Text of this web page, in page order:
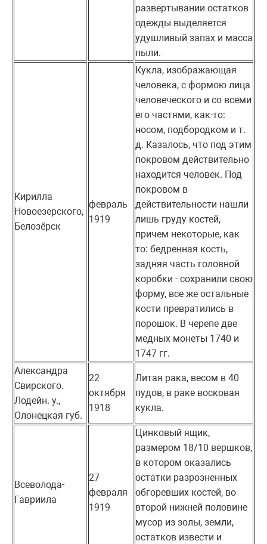
развертывании остатков
одежды выделяется
удушливый запах и масса
пыли.
Кирилла
Новоезерского,
Белозёрск
февраль
1919
Кукла, изображающая
человека, с формою лица
человеческого и со всеми
его частями, как-то:
носом, подбородком и т.
д. Казалось, что под этим
покровом действительно
находится человек. Под
покровом в
действительности нашли
лишь груду костей,
причем некоторые, как
то: бедренная кость,
задняя часть головной
коробки - сохранили свою
форму, все же остальные
кости превратились в
порошок. В черепе две
медных монеты 1740 и
1747 гг.
Александра
Свирского.
Лодейн. у.,
Олонецкая губ.
22
октября
1918
Литая рака, весом в 40
пудов, в раке восковая
кукла.
Всеволода-
Гавриила
27
февраля
1919
Цинковый ящик,
размером 18/10 вершков,
в котором оказались
остатки разрозненных
обгоревших костей, во
второй нижней половине
мусор из золы, земли,
остатков извести и